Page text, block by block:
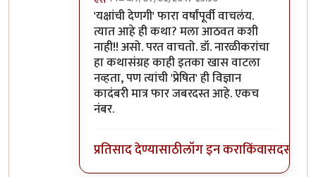
In reply toयक्षांची देणगी या कथासंग्रहात
'यक्षांची देणगी' फारा वर्षांपूर्वी वाचलंय.
त्यात आहे ही कथा? मला आठवत कशी
नाही!! असो. परत वाचतो. डॉ. नारळीकरांचा
हा कथासंग्रह काही इतका खास वाटला
नव्हता, पण त्यांची 'प्रेषित' ही विज्ञान
कादंबरी मात्र फार जबरदस्त आहे. एकच
नंबर.
प्रतिसाद देण्यासाठीलॉग इन कराकिंवासदस्य व्हा